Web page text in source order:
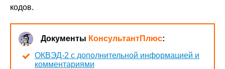
кодов.
Документы КонсультантПлюс:
ОКВЭД-2 с дополнительной информацией и
комментариями